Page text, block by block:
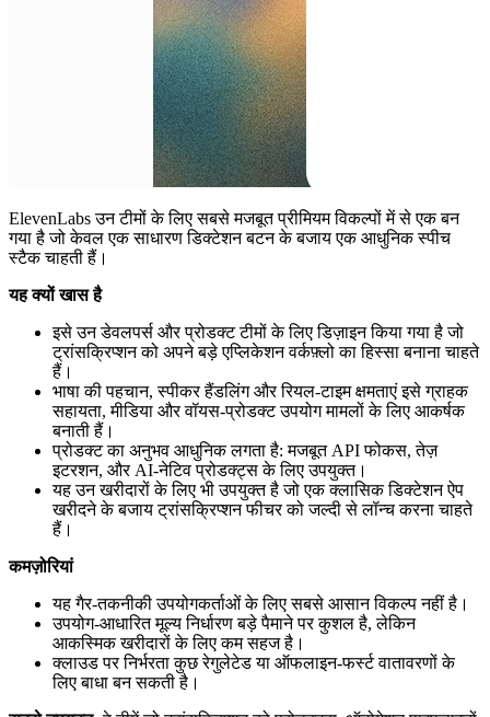
ElevenLabs उन टीमों के लिए सबसे मजबूत प्रीमियम विकल्पों में से एक बन
गया है जो केवल एक साधारण डिक्टेशन बटन के बजाय एक आधुनिक स्पीच
स्टैक चाहती हैं।
यह क्यों खास है
इसे उन डेवलपर्स और प्रोडक्ट टीमों के लिए डिज़ाइन किया गया है जो
ट्रांसक्रिप्शन को अपने बड़े एप्लिकेशन वर्कफ़्लो का हिस्सा बनाना चाहते
हैं।
भाषा की पहचान, स्पीकर हैंडलिंग और रियल-टाइम क्षमताएं इसे ग्राहक
सहायता, मीडिया और वॉयस-प्रोडक्ट उपयोग मामलों के लिए आकर्षक
बनाती हैं।
प्रोडक्ट का अनुभव आधुनिक लगता है: मजबूत API फोकस, तेज़
इटरशन, और AI-नेटिव प्रोडक्ट्स के लिए उपयुक्त।
यह उन खरीदारों के लिए भी उपयुक्त है जो एक क्लासिक डिक्टेशन ऐप
खरीदने के बजाय ट्रांसक्रिप्शन फीचर को जल्दी से लॉन्च करना चाहते
हैं।
कमज़ोरियां
यह गैर-तकनीकी उपयोगकर्ताओं के लिए सबसे आसान विकल्प नहीं है।
उपयोग-आधारित मूल्य निर्धारण बड़े पैमाने पर कुशल है, लेकिन
आकस्मिक खरीदारों के लिए कम सहज है।
क्लाउड पर निर्भरता कुछ रेगुलेटेड या ऑफलाइन-फर्स्ट वातावरणों के
लिए बाधा बन सकती है।